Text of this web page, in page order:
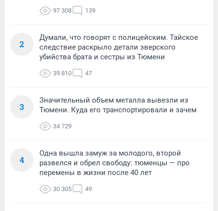
97 308 139
2
Думали, что говорят с полицейским. Тайское
следствие раскрыло детали зверского
убийства брата и сестры из Тюмени
39 810 47
3
Значительный объем металла вывезли из
Тюмени. Куда его транспортировали и зачем
34 729
4
Одна вышла замуж за молодого, второй
развелся и обрел свободу: тюменцы — про
перемены в жизни после 40 лет
30 305 49